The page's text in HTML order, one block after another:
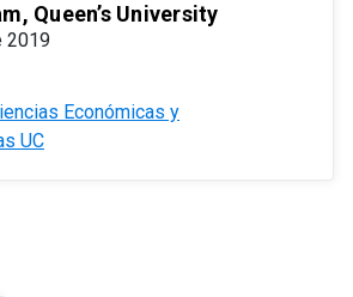
Queen’s University
2019
Económicas y
UC